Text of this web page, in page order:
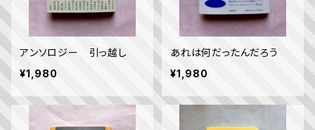
アンソロジー 引っ越し
¥1,980
あれは何だったんだろう
¥1,980